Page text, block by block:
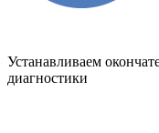
Устанавливаем
диагностики